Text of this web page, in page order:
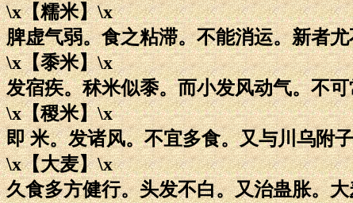
\x【糯米】\x
脾虚气弱。食之粘滞。不能消运。新者
\x【黍米】\x
发宿疾。秫米似黍。而小发风动气。不
\x【稷米】\x
即 米。发诸风。不宜多食。又与川乌附
\x【大麦】\x
久食多方健行。头发不白。又治蛊胀。